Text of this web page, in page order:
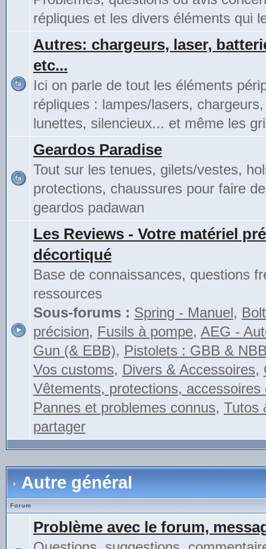
répliques et les divers éléments qui
Autres: chargeurs, laser,
etc...
Ici on parle de tout les éléments
répliques : lampes/lasers,
lunettes, silencieux... et même les
Geardos Paradise
Tout sur les tenues, gilets/vestes,
protections, chaussures pour faire
geardos padawan
Les Reviews - Votre matériel
décortiqué
Base de connaissances, questions
ressources
Sous-forums : Spring - Manuel,
précision, Fusils à pompe, AEG -
Gun (& EBB), Pistolets : GBB &
Vos customs, Divers & Accessoires,
Vêtements, protections, accessoires
Pannes et problemes connus, Tutos
partager
Autre général
Forum
Problème avec le forum,